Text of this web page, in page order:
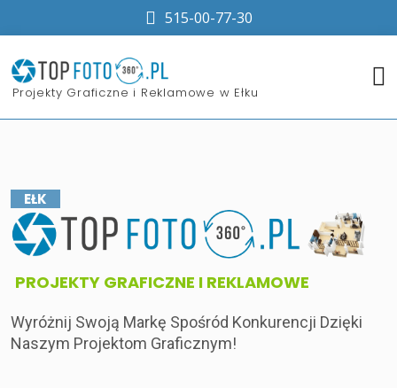
515-00-77-30
​Projekty Graficzne i Reklamowe w Ełku
EŁK
​PROJEKTY GRAFICZNE I REKLAMOWE
Wyróżnij Swoją Markę Spośród Konkurencji Dzięki
Naszym Projektom Graficznym!